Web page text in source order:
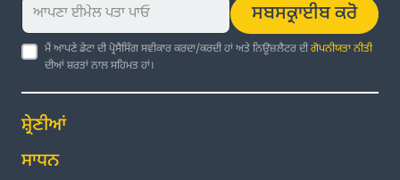
ਸਬਸਕ੍ਰਾਈਬ ਕਰੋ
ਮੈਂ ਆਪਣੇ ਡੇਟਾ ਦੀ ਪ੍ਰੋਸੈਸਿੰਗ ਸਵੀਕਾਰ ਕਰਦਾ/ਕਰਦੀ ਹਾਂ ਅਤੇ ਨਿਊਜ਼ਲੈਟਰ ਦੀਗੋਪਨੀਯਤਾ ਨੀਤੀ
ਦੀਆਂ ਸ਼ਰਤਾਂ ਨਾਲ ਸਹਿਮਤ ਹਾਂ।
ਸ਼੍ਰੇਣੀਆਂ
ਸਾਧਨ